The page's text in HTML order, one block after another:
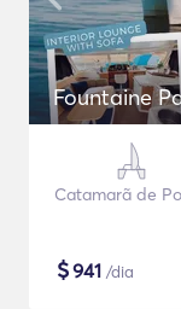
Fountaine
Catamarã de
$941 /dia